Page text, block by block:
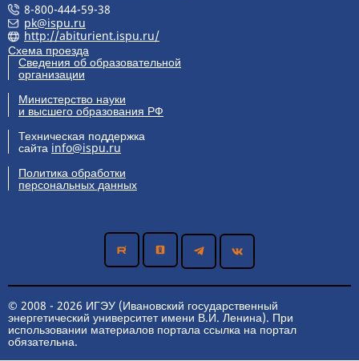
8-800-444-59-38
pk@ispu.ru
http://abiturient.ispu.ru/
Схема проезда
Сведения об образовательной
организации
Министерство науки
и высшего образования РФ
Техническая поддержка
сайта info@ispu.ru
Политика обработки
персональных данных
© 2008 - 2026 ИГЭУ (Ивановский государственный
энергетический университет имени В.И. Ленина). При
использовании материалов портала ссылка на портал
обязательна.